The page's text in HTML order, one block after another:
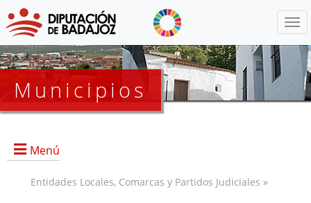
Municipios
Menú
Entidades Locales, Comarcas y Partidos Judiciales »